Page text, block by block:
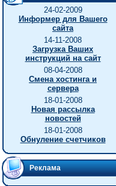
24-02-2009
Информер для Вашего
сайта
14-11-2008
Загрузка Ваших
инструкций на сайт
08-04-2008
Смена хостинга и
сервера
18-01-2008
Новая рассылка
новостей
18-01-2008
Обнуление счетчиков
Реклама